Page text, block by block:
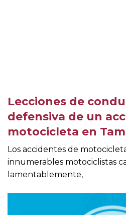
Lecciones de
defensiva de un
motocicleta en
Los accidentes de
innumerables motociclistas
lamentablemente,